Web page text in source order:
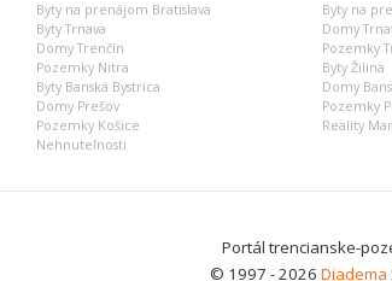
Byty na prenájom Bratislava Byty na
Byty Trnava
Domy
Domy Trenčín
Pozemky
Pozemky Nitra
Byty Žilina
Byty Banská Bystrica
Domy
Domy Prešov
Pozemky
Pozemky Košice
Reality
Nehnuteľnosti
Portál trencianske-
© 1997 - 2026 Diadema